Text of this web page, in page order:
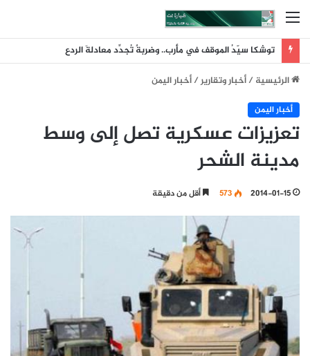
القائمة
توشكا سيّدُ الموقف في مأرب.. وضربةٌ تُجدِّد معادلةَ الردع
الرئيسية/أخبار وتقارير/أخبار اليمن
أخبار اليمن
تعزيزات عسكرية تصل إلى وسط
مدينة الشحر
2014-01-15
573 أقل من دقيقة